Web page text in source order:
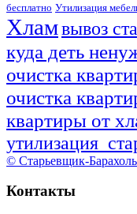
бесплатно Утилизация
Хламвывоз
куда деть
очистка
очистка
квартиры от
утилизация
© Старьевщик-
Контакты